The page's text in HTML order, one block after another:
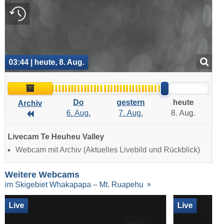
03:44 | heute, 8. Aug.
Archiv
Archiv
Archiv
Do
6. Aug.
gestern
7. Aug.
heute
8. Aug.
Livecam Te Heuheu Valley
Webcam mit Archiv (Aktuelles Livebild und Rückblick)
Weitere Webcams
im Skigebiet Whakapapa – Mt. Ruapehu
Live Live